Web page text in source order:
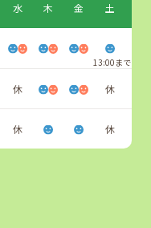
水 木 金 土
13:00まで
休 休
休 休